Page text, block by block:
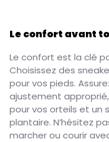
Le confort avant
Le confort est la clé
Choisissez des
pour vos pieds.
ajustement
pour vos orteils et un
plantaire. N’hésitez
marcher ou courir